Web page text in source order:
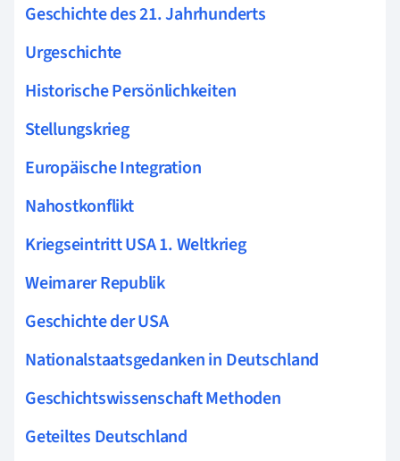
Geschichte des 21. Jahrhunderts
Urgeschichte
Historische Persönlichkeiten
Stellungskrieg
Europäische Integration
Nahostkonflikt
Kriegseintritt USA 1. Weltkrieg
Weimarer Republik
Geschichte der USA
Nationalstaatsgedanken in Deutschland
Geschichtswissenschaft Methoden
Geteiltes Deutschland